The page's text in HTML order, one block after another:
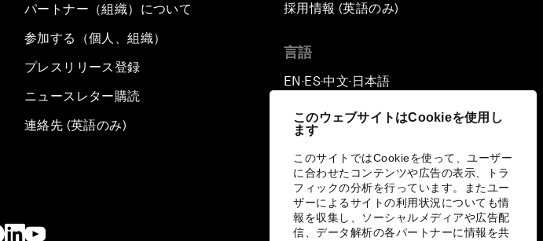
このウェブサイトはCookieを使用し
ます
このサイトではCookieを使って、ユーザー
に合わせたコンテンツや広告の表示、トラ
フィックの分析を行っています。またユー
ザーによるサイトの利用状況についても情
報を収集し、ソーシャルメディアや広告配
信、データ解析の各パートナーに情報を共
パートナー（組織）について
参加する（個人、組織）
プレスリリース登録
ニュースレター購読
連絡先 (英語のみ)
採用情報 (英語のみ)
言語
EN ▪ ES▪中文▪ 日本語